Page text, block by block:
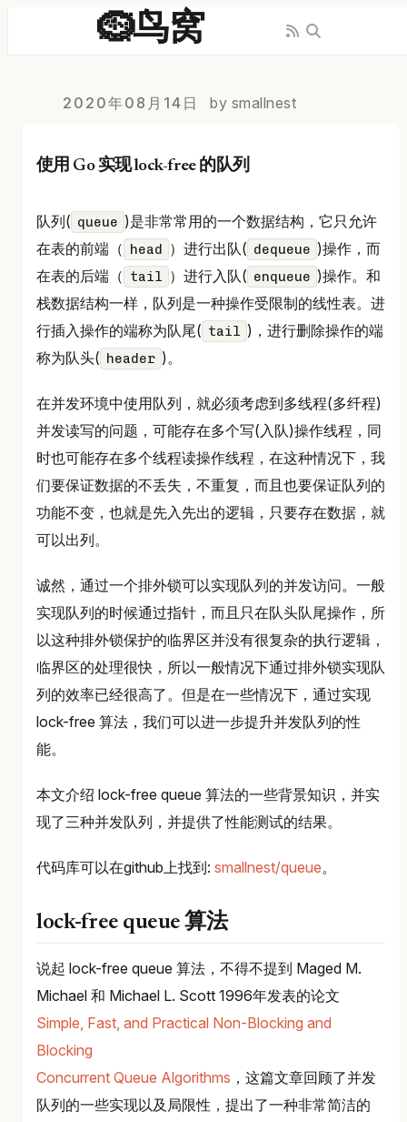
🪹鸟窝
2020年08月14日 by smallnest
使用 Go 实现 lock-free 的队列
队列( queue )是非常常用的一个数据结构，它只允许
在表的前端（
head ）进行出队( dequeue )操作，而
在表的后端（ tail ）进行入队( enqueue )操作。和
栈数据结构一样，队列是一种操作受限制的线性表。进
行插入操作的端称为队尾( tail )，进行删除操作的端
称为队头( header )。
在并发环境中使用队列，就必须考虑到多线程(多纤程)
并发读写的问题，可能存在多个写(入队)操作线程，同
时也可能存在多个线程读操作线程，在这种情况下，我
们要保证数据的不丢失，不重复，而且也要保证队列的
功能不变，也就是先入先出的逻辑，只要存在数据，就
可以出列。
诚然，通过一个排外锁可以实现队列的并发访问。一般
实现队列的时候通过指针，而且只在队头队尾操作，所
以这种排外锁保护的临界区并没有很复杂的执行逻辑，
临界区的处理很快，所以一般情况下通过排外锁实现队
列的效率已经很高了。但是在一些情况下，通过实现
lock-free 算法，我们可以进一步提升并发队列的性
能。
本文介绍 lock-free queue 算法的一些背景知识，并实
现了三种并发队列，并提供了性能测试的结果。
代码库可以在github上找到: smallnest/queue。
lock-free queue 算法
说起 lock-free queue 算法，不得不提到 Maged M.
Michael 和 Michael L. Scott 1996年发表的论文
Simple, Fast, and Practical Non-Blocking and
Blocking
Concurrent Queue Algorithms ，这篇文章回顾了并发
队列的一些实现以及局限性，提出了一种非常简洁的